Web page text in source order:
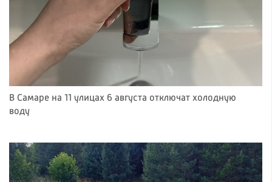
В Самаре на 11 улицах 6 августа отключат холодную
воду